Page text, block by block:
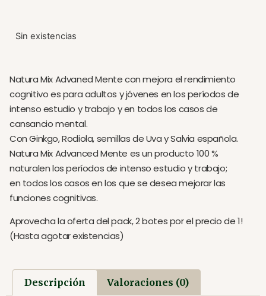
Sin existencias
Natura Mix Advaned Mente con mejora el rendimiento
cognitivo es para adultos y jóvenes en los períodos de
intenso estudio y trabajo y en todos los casos de
cansancio mental.
Con Ginkgo, Rodiola, semillas de Uva y Salvia española.
Natura Mix Advanced Mente es un producto 100 %
naturalen los períodos de intenso estudio y trabajo;
en todos los casos en los que se desea mejorar las
funciones cognitivas.
Aprovecha la oferta del pack, 2 botes por el precio de 1!
(Hasta agotar existencias)
Descripción Valoraciones (0)